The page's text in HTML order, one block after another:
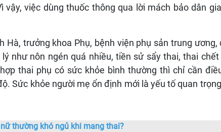
việc dùng thuốc thông qua lời mách bảo dân
Hà, trưởng khoa Phụ, bệnh viện phụ sản trung ương,
như nôn ngén quá nhiều, tiền sử sẩy thai, thai
thai phụ có sức khỏe bình thường thì chỉ cần
Sức khỏe người mẹ ổn định mới là yếu tố quan
thường khó ngủ khi mang thai?